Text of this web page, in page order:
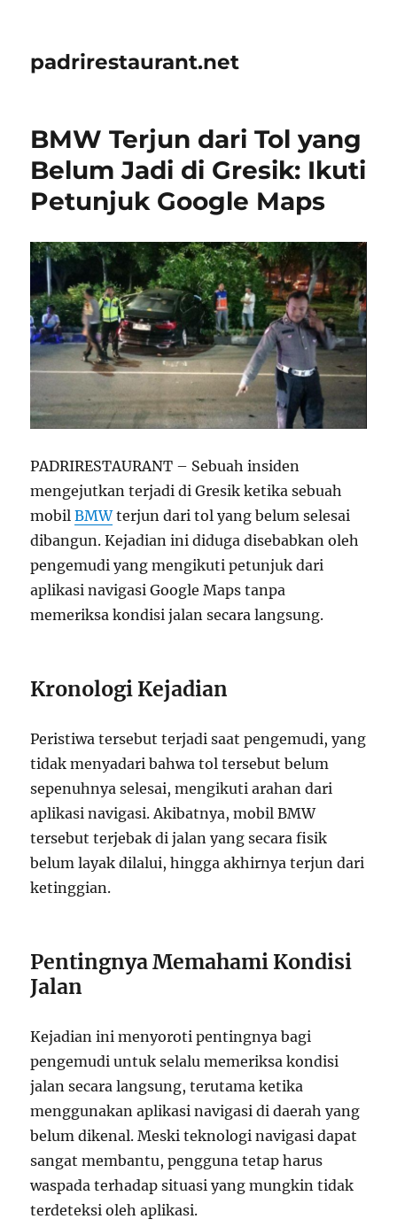
padrirestaurant.net
BMW Terjun dari Tol yang
Belum Jadi di Gresik: Ikuti
Petunjuk Google Maps
PADRIRESTAURANT – Sebuah insiden
mengejutkan terjadi di Gresik ketika sebuah
mobilBMWterjun dari tol yang belum selesai
dibangun. Kejadian ini diduga disebabkan oleh
pengemudi yang mengikuti petunjuk dari
aplikasi navigasi Google Maps tanpa
memeriksa kondisi jalan secara langsung.
Kronologi Kejadian
Peristiwa tersebut terjadi saat pengemudi, yang
tidak menyadari bahwa tol tersebut belum
sepenuhnya selesai, mengikuti arahan dari
aplikasi navigasi. Akibatnya, mobil BMW
tersebut terjebak di jalan yang secara fisik
belum layak dilalui, hingga akhirnya terjun dari
ketinggian.
Pentingnya Memahami Kondisi
Jalan
Kejadian ini menyoroti pentingnya bagi
pengemudi untuk selalu memeriksa kondisi
jalan secara langsung, terutama ketika
menggunakan aplikasi navigasi di daerah yang
belum dikenal. Meski teknologi navigasi dapat
sangat membantu, pengguna tetap harus
waspada terhadap situasi yang mungkin tidak
terdeteksi oleh aplikasi.